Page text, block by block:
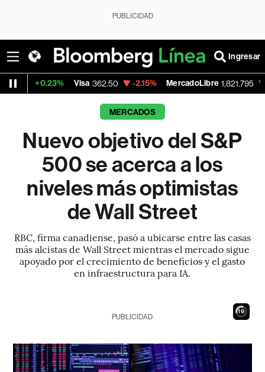
PUBLICIDAD
Ingresar
362.50 -2.15% MercadoLibre 1,821.795 -0.14% Banco
MERCADOS
Nuevo objetivo del S&P
500 se acerca a los
niveles más optimistas
de Wall Street
RBC, firma canadiense, pasó a ubicarse entre las casas
más alcistas de Wall Street mientras el mercado sigue
apoyado por el crecimiento de beneficios y el gasto
en infraestructura para IA.
18
PUBLICIDAD